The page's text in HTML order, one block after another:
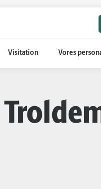
Visitation Vores